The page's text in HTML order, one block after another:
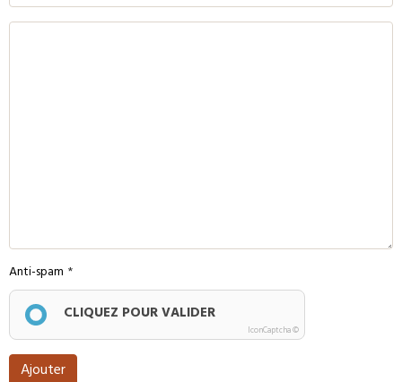
Anti-spam
CLIQUEZ POUR VALIDER
IconCaptcha ©
Ajouter